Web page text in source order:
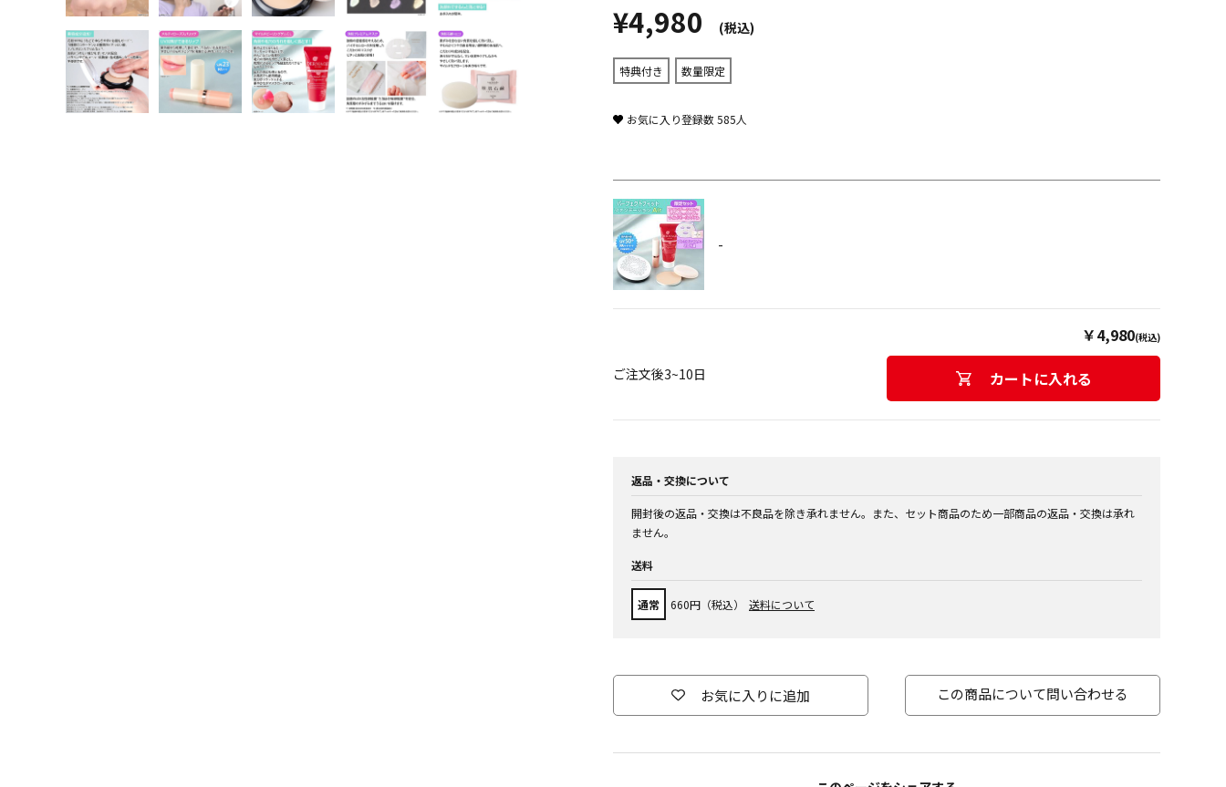
¥4,980 (税込)
特典付き 数量限定
お気に入り登録数585人
-
￥4,980(税込)
ご注文後3~10日 カートに入れる
返品・交換について
開封後の返品・交換は不良品を除き承れません。また、セット商品のため一部商品の返品・交換は承れ
ません。
送料
通常 660円（税込） 送料について
お気に入りに追加 この商品について問い合わせる